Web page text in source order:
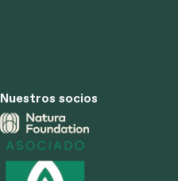
Nuestros socios